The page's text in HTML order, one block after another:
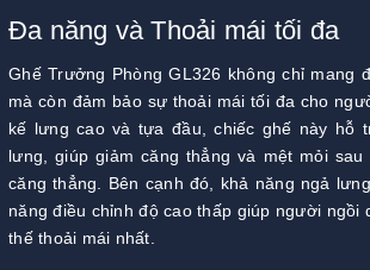
Đa năng và Thoải mái tối đa
Ghế Trưởng Phòng GL326 không chỉ mang
mà còn đảm bảo sự thoải mái tối đa cho
kế lưng cao và tựa đầu, chiếc ghế này hỗ
lưng, giúp giảm căng thẳng và mệt mỏi
căng thẳng. Bên cạnh đó, khả năng ngả
năng điều chỉnh độ cao thấp giúp người ngồi
thế thoải mái nhất.